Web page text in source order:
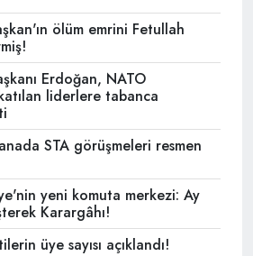
ölüm emrini Fetullah
Erdoğan, NATO
liderlere tabanca
STA görüşmeleri resmen
yeni komuta merkezi: Ay
Karargâhı!
üye sayısı açıklandı!